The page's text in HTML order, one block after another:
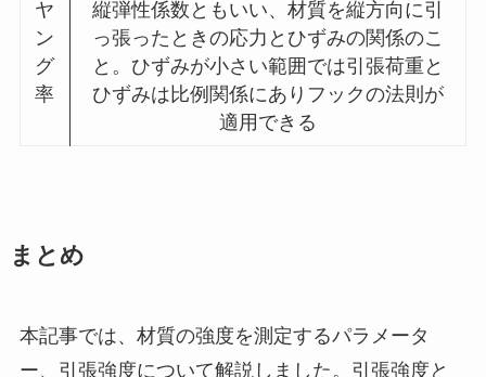
ヤ
ン
グ
率
縦弾性係数ともいい、材質を縦方向に引
っ張ったときの応力とひずみの関係のこ
と。ひずみが小さい範囲では引張荷重と
ひずみは比例関係にありフックの法則が
適用できる
まとめ
本記事では、材質の強度を測定するパラメータ
ー、引張強度について解説しました。引張強度と